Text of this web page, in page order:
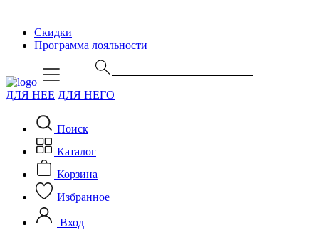
Скидки
Программа лояльности
ДЛЯ НЕЕ ДЛЯ НЕГО
Поиск
Каталог
Корзина
Избранное
Вход